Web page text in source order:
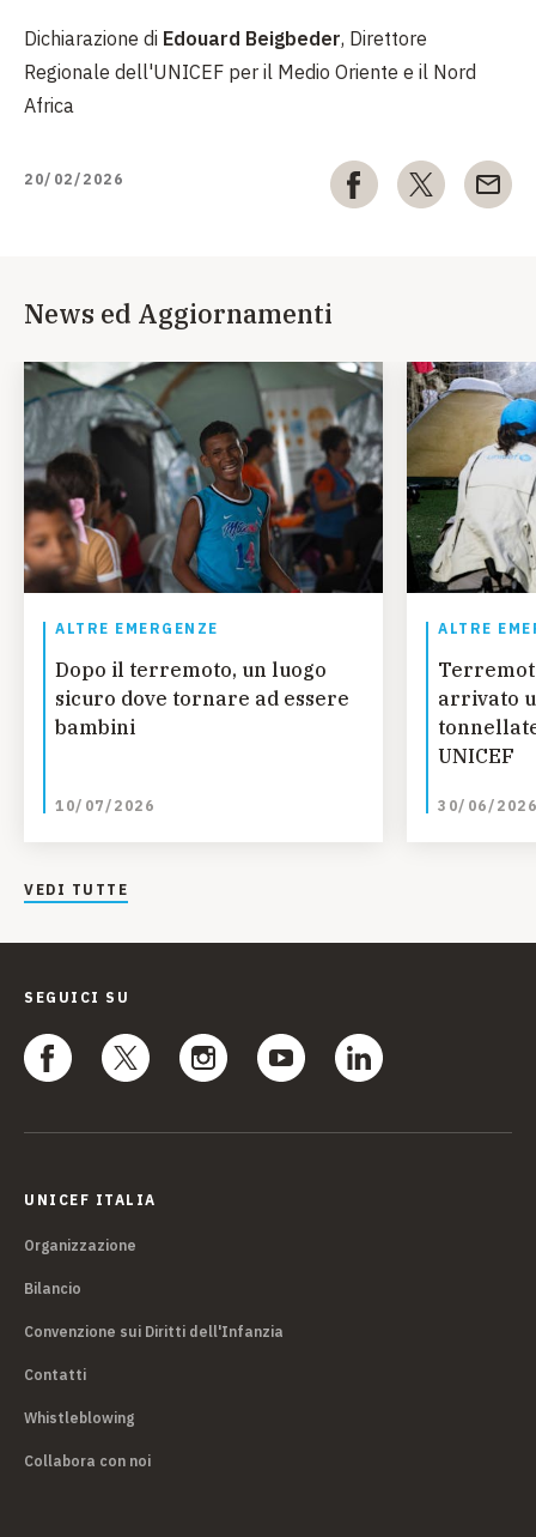
Dichiarazione di Edouard Beigbeder, Direttore
Regionale dell'UNICEF per il Medio Oriente e il Nord
Africa
20/02/2026
News ed Aggiornamenti
ALTRE EMERGENZE
Dopo il terremoto, un luogo
sicuro dove tornare ad essere
bambini
10/07/2026
ALTRE
arrivato
UNICEF
30/06/2026
VEDI TUTTE
SEGUICI SU
UNICEF ITALIA
Organizzazione
Bilancio
Convenzione sui Diritti dell'Infanzia
Contatti
Whistleblowing
Collabora con noi